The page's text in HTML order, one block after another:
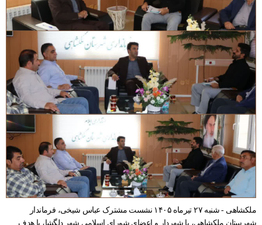
ملکشاهی - شنبه ۲۷ تیرماه ۱۴۰۵ نشست مشترک عباس شیخی، فرماندار
شهرستان ملکشاهی، با شهردار و اعضای شورای اسلامی شهر دلگشا، با هدف